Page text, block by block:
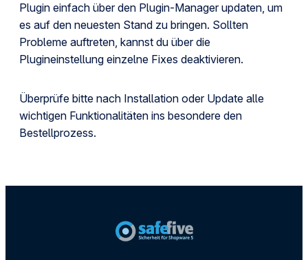
Plugin einfach über den Plugin-Manager updaten, um
es auf den neuesten Stand zu bringen. Sollten
Probleme auftreten, kannst du über die
Plugineinstellung einzelne Fixes deaktivieren.
Überprüfe bitte nach Installation oder Update alle
wichtigen Funktionalitäten ins besondere den
Bestellprozess.